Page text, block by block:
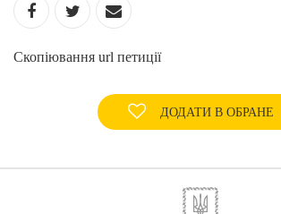
Скопіювання url петиції
ДОДАТИ В ОБРАНЕ